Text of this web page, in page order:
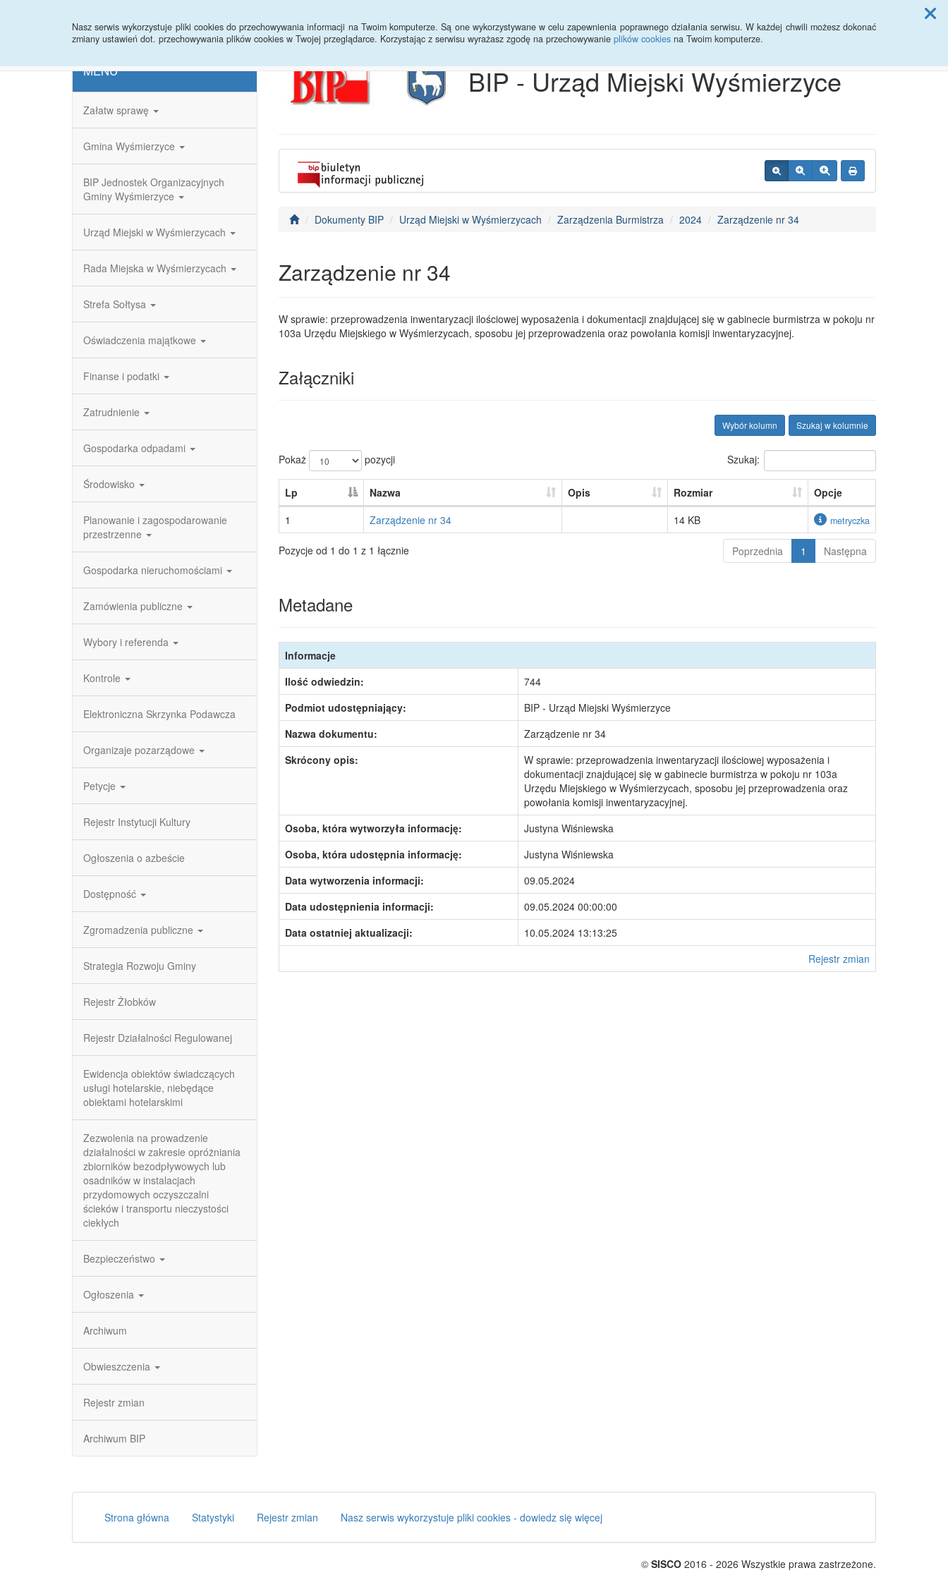
Nasz serwis wykorzystuje pliki cookies do przechowywania informacji na Twoim komputerze. Są one wykorzystywane w celu zapewnienia poprawnego działania serwisu. W każdej chwili możesz dokonać
zmiany ustawień dot. przechowywania plików cookies w Twojej przeglądarce. Korzystając z serwisu wyrażasz zgodę na przechowywanie plików cookies na Twoim komputerze.
Przycisk wyszukaj duży
MENU
Załatw sprawę
Gmina Wyśmierzyce
BIP Jednostek Organizacyjnych
Gminy Wyśmierzyce
Urząd Miejski w Wyśmierzycach
Rada Miejska w Wyśmierzycach
Strefa Sołtysa
Oświadczenia majątkowe
Finanse i podatki
Zatrudnienie
Gospodarka odpadami
Środowisko
Planowanie i zagospodarowanie
przestrzenne
Gospodarka nieruchomościami
Zamówienia publiczne
Wybory i referenda
Kontrole
Elektroniczna Skrzynka Podawcza
Organizaje pozarządowe
Petycje
Rejestr Instytucji Kultury
Ogłoszenia o azbeście
Dostępność
Zgromadzenia publiczne
Strategia Rozwoju Gminy
Rejestr Żłobków
Rejestr Działalności Regulowanej
Ewidencja obiektów świadczących
usługi hotelarskie, niebędące
obiektami hotelarskimi
Zezwolenia na prowadzenie
działalności w zakresie opróżniania
zbiorników bezodpływowych lub
osadników w instalacjach
przydomowych oczyszczalni
ścieków i transportu nieczystości
ciekłych
Bezpieczeństwo
Ogłoszenia
Archiwum
Obwieszczenia
Rejestr zmian
Archiwum BIP
BIP - Urząd Miejski Wyśmierzyce
Dokumenty BIP Urząd Miejski w Wyśmierzycach Zarządzenia Burmistrza 2024 Zarządzenie nr 34
Zarządzenie nr 34
W sprawie: przeprowadzenia inwentaryzacji ilościowej wyposażenia i dokumentacji znajdującej się w gabinecie burmistrza w pokoju nr
103a Urzędu Miejskiego w Wyśmierzycach, sposobu jej przeprowadzenia oraz powołania komisji inwentaryzacyjnej.
Załączniki
Szukaj w kolumnie
Wybór kolumn
Pokaż pozycji Szukaj:
Lp Nazwa Opis Rozmiar
Opcje
1
Zarządzenie nr 34 14 KB metryczka
Pozycje od 1 do 1 z 1 łącznie Poprzednia 1 Następna
Metadane
Informacje
Ilość odwiedzin:
744
Podmiot udostępniający:
BIP - Urząd Miejski Wyśmierzyce
Nazwa dokumentu:
Zarządzenie nr 34
Skrócony opis:
W sprawie: przeprowadzenia inwentaryzacji ilościowej wyposażenia i
dokumentacji znajdującej się w gabinecie burmistrza w pokoju nr 103a
Urzędu Miejskiego w Wyśmierzycach, sposobu jej przeprowadzenia oraz
powołania komisji inwentaryzacyjnej.
Osoba, która wytworzyła informację:
Justyna Wiśniewska
Osoba, która udostępnia informację:
Justyna Wiśniewska
Data wytworzenia informacji:
09.05.2024
Data udostępnienia informacji:
09.05.2024 00:00:00
Data ostatniej aktualizacji:
10.05.2024 13:13:25
Rejestr zmian
Strona główna Statystyki Rejestr zmian Nasz serwis wykorzystuje pliki cookies - dowiedz się więcej
© SISCO 2016 - 2026 Wszystkie prawa zastrzeżone.